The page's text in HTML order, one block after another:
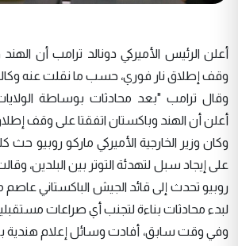
أعلن الرئيس الأميركي دونالد ترامب أن
وقف إطلاق نار فوري، حسب ما نقلت عنه وكالة
وقال ترامب "بعد محادثات بوساطة
أعلن أن الهند وباكستان اتفقتا على وقف
وكان وزير الخارجية الأميركي ماركو روبيو حث
على إيجاد سبل لتهدئة التوتر بين البلدين،
روبيو تحدث إلى قائد الجيش الباكستاني
لبدء محادثات بناءة لتجنب أي صراعات
وفي وقت سابق، أفادت وسائل إعلام هندية